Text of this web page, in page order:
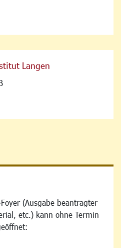
Langen
(Ausgabe beantragter
etc.) kann ohne Termin